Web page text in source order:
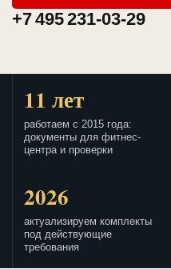
+7 495 231-03-29
11 лет
работаем с 2015 года:
документы для фитнес-
центра и проверки
2026
актуализируем комплекты
под действующие
требования